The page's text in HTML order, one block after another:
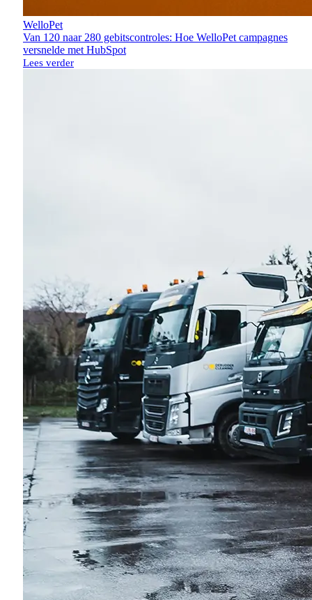
WelloPet
Van 120 naar 280 gebitscontroles: Hoe WelloPet campagnes
versnelde met HubSpot
Lees verder